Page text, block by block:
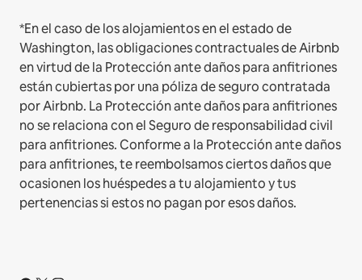
*En el caso de los alojamientos en el estado de
Washington, las obligaciones contractuales de Airbnb
en virtud de la Protección ante daños para anfitriones
están cubiertas por una póliza de seguro contratada
por Airbnb. La Protección ante daños para anfitriones
no se relaciona con el Seguro de responsabilidad civil
para anfitriones. Conforme a la Protección ante daños
para anfitriones, te reembolsamos ciertos daños que
ocasionen los huéspedes a tu alojamiento y tus
pertenencias si estos no pagan por esos daños.